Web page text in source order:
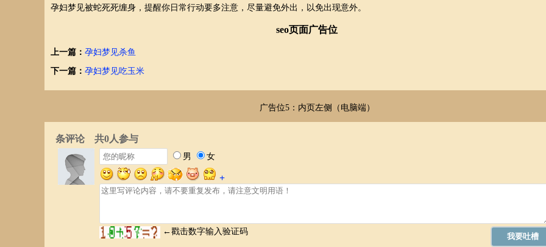
孕妇梦见被蛇死死缠身，提醒你日常行动要多注意，尽量避免外出，以免出现意外。
seo页面广告位
上一篇： 孕妇梦见杀鱼
下一篇： 孕妇梦见吃玉米
广告位5：内页左侧（电脑端）